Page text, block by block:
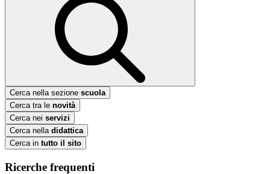
Cerca nella sezione scuola
Cerca tra le novità
Cerca nei servizi
Cerca nella didattica
Cerca in tutto il sito
Ricerche frequenti